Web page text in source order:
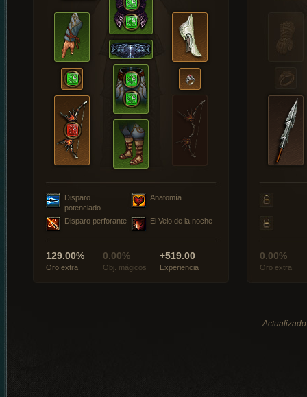
Disparo
potenciado
Anatomía
Disparo perforante El Velo de la noche
129.00%
Oro extra
0.00%
Obj. mágicos
+519.00
Experiencia
0.00%
Oro extra